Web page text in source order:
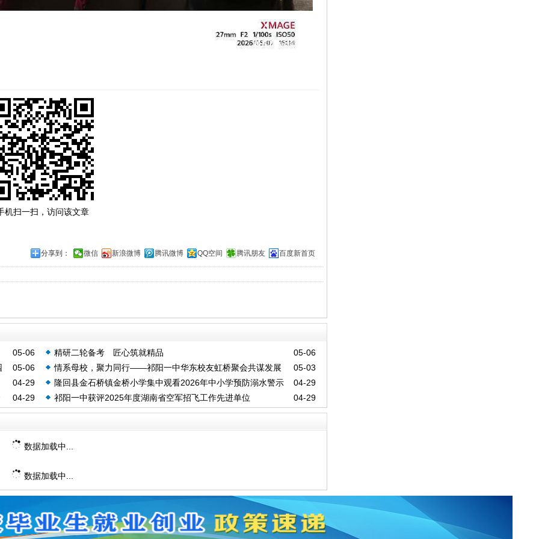
机扫一扫，访问该文章
分享到： 微信 新浪微博 腾讯微博 QQ空间 腾讯朋友 百度新首页
05-06 05-06
精研二轮备考 匠心筑就精品
05-06
05-03
情系母校，聚力同行——祁阳一中华东校友虹桥聚会共谋发展
04-29
04-29
隆回县金石桥镇金桥小学集中观看2026年中小学预防溺水警示
教育片
04-29 04-29
祁阳一中获评2025年度湖南省空军招飞工作先进单位
数据加载中...
数据加载中...